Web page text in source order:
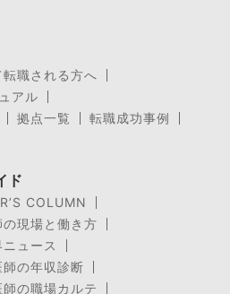
転職される方へ
アル
拠点一覧
転職成功事例
ド
COLUMN
の現場と働き方
ュース
師の年収診断
師の職場カルテ